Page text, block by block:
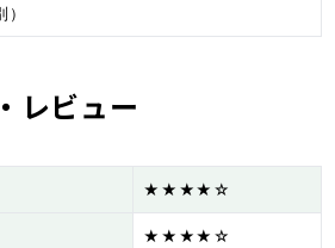
レビュー
★★★★☆
★★★★☆